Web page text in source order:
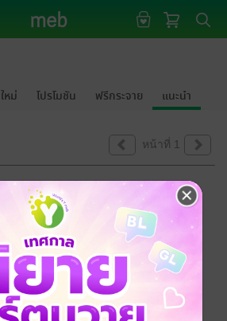
หม่ โปรโมชัน ฟรีกระจาย แนะนำ
หน้าที่ 1
อภัยด้วยนะคะ
มูลในหัวข้อที่คุณกำลังชมค่ะ